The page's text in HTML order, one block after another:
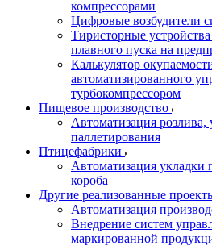
компрессорами
Цифровые возбудители
Тиристорные
плавного пуска на
Калькулятор
автоматизированного
турбокомпрессором
Пищевое производство
Автоматизация розлива,
паллетирования
Птицефабрики
Автоматизация укладки
короба
Другие реализованные
Автоматизация
Внедрение систем
маркированной